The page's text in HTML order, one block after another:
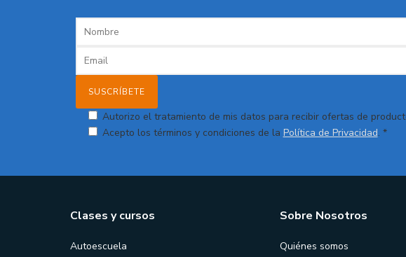
Autorizo el tratamiento de mis datos para recibir ofertas de
Acepto los términos y condiciones de la Política de Privacidad. *
Clases y cursos
Autoescuela
Sobre Nosotros
Quiénes somos